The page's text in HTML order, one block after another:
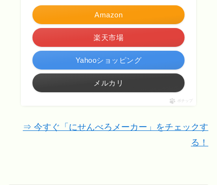
Amazon
楽天市場
Yahooショッピング
メルカリ
ポチップ
⇒ 今すぐ「にせんべろメーカー」をチェックす
る！